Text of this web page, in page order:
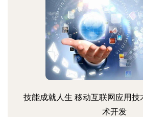
技能成就人生 移动互联网应用
术开发